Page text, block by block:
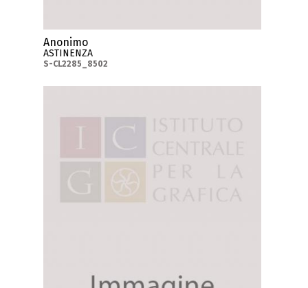
Anonimo
ASTINENZA
S-CL2285_8502